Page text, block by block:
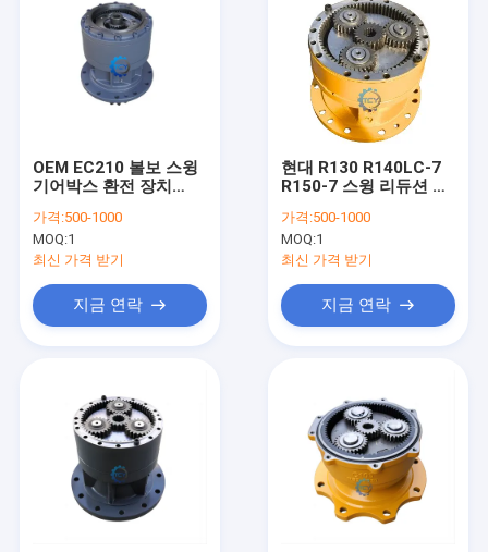
제품
비디오
우리 에 관한 것
OEM EC210 볼보 스윙
기어박스 환전 장치
VOE14541069
가격:500-1000
MOQ:1
최신 가격 받기
지금 연락
현대 R130 R140LC-7
R150-7 스윙 리듀션 기
12020 31e6-12030
가격:500-1000
MOQ:1
최신 가격 받기
지금 연락